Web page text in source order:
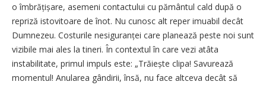
o îmbrățișare, asemeni contactului cu pământul cald după o
repriză istovitoare de înot. Nu cunosc alt reper imuabil decât
Dumnezeu. Costurile nesiguranței care planează peste noi sunt
vizibile mai ales la tineri. În contextul în care vezi atâta
instabilitate, primul impuls este: „Trăiește clipa! Savurează
momentul! Anularea gândirii, însă, nu face altceva decât să